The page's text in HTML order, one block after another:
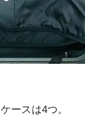
ースは4つ。